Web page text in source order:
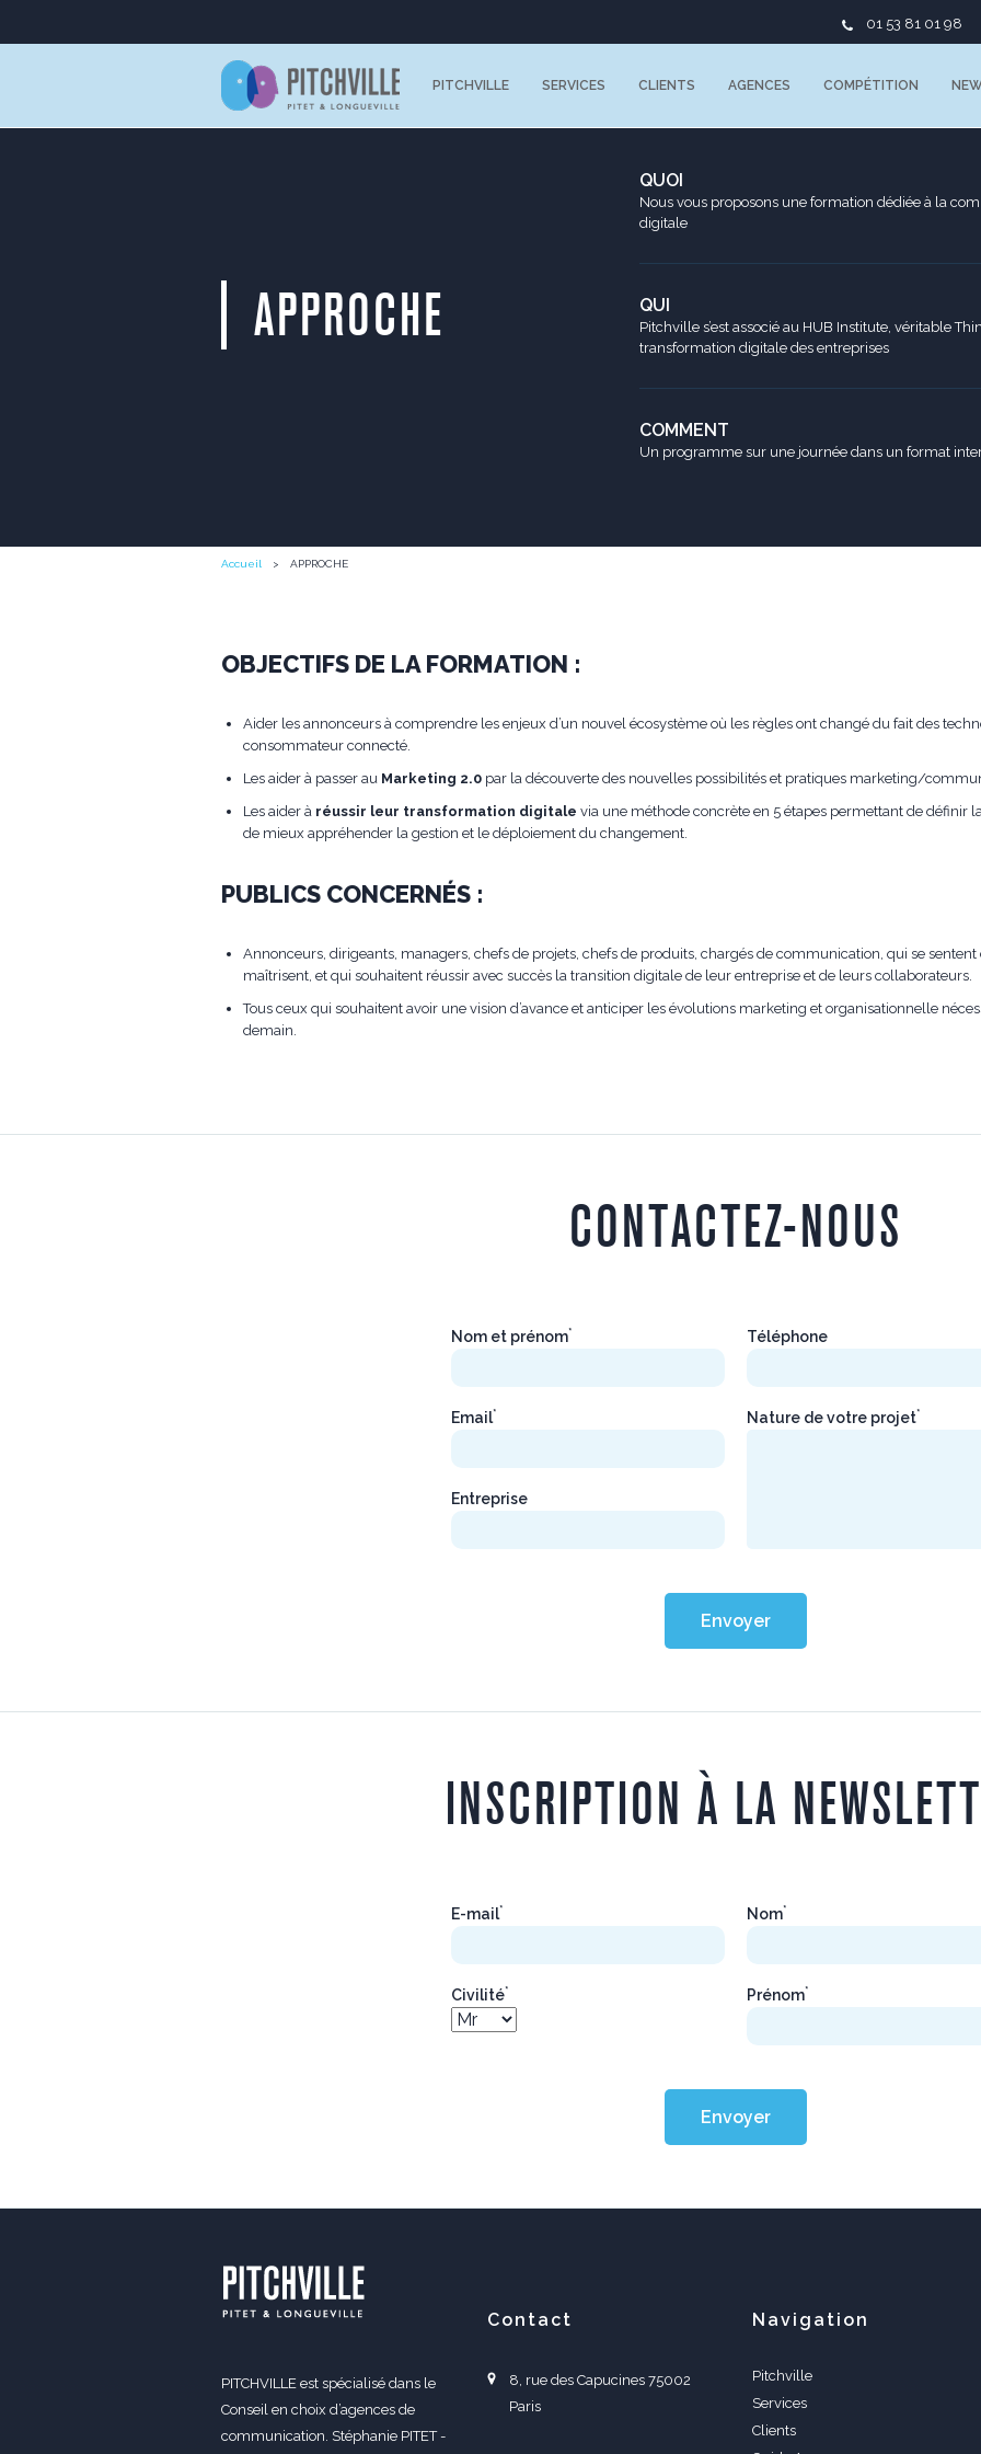
01 53 81 01 98
PITCHVILLE SERVICES CLIENTS AGENCES COMPÉTITION
APPROCHE
QUOI
Nous vous proposons une formation dédiée à la
digitale
QUI
Pitchville s’est associé au HUB Institute, véritable
transformation digitale des entreprises
COMMENT
Un programme sur une journée dans un format
Accueil APPROCHE
OBJECTIFS DE LA FORMATION :
Aider les annonceurs à comprendre les enjeux d’un nouvel écosystème où les règles ont changé du fait des
consommateur connecté.
Les aider à passer au Marketing 2.0 par la découverte des nouvelles possibilités et pratiques marketing/
Les aider à réussir leur transformation digitale via une méthode concrète en 5 étapes permettant de définir
de mieux appréhender la gestion et le déploiement du changement.
PUBLICS CONCERNÉS :
Annonceurs, dirigeants, managers, chefs de projets, chefs de produits, chargés de communication, qui se
maîtrisent, et qui souhaitent réussir avec succès la transition digitale de leur entreprise et de leurs collaborateurs.
Tous ceux qui souhaitent avoir une vision d’avance et anticiper les évolutions marketing et organisationnelle
demain.
CONTACTEZ-NOUS
Nom et prénom*
Email*
Entreprise
Téléphone
Nature de votre projet*
Envoyer
INSCRIPTION À LA
E-mail*
Civilité*
Nom*
Prénom*
Envoyer
PITCHVILLE est spécialisé dans le
Conseil en choix d’agences de
communication. Stéphanie PITET -
Contact
8, rue des Capucines 75002
Paris
Navigation
Pitchville
Services
Clients